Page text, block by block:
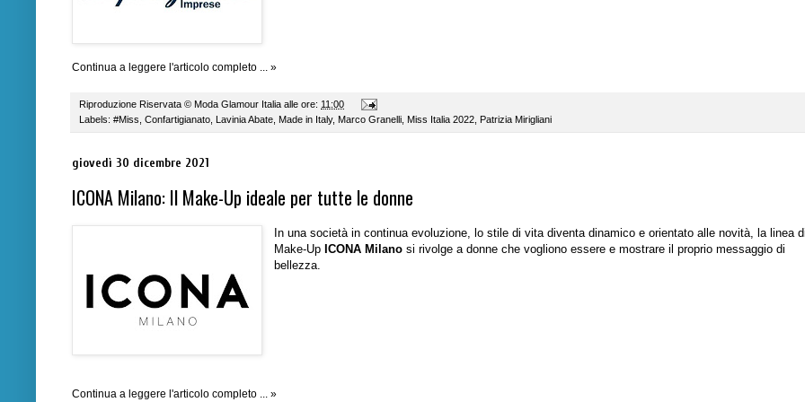
Continua a leggere l'articolo completo ... »
Riproduzione Riservata © Moda Glamour Italia alle ore: 11:00
Labels: #Miss Confartigianato Lavinia Abate Made in Italy, Marco Granelli Miss Italia 2022 Patrizia Mirigliani
giovedì 30 dicembre 2021
ICONA Milano: Il Make-Up ideale per tutte le donne
In una società in continua evoluzione, lo stile di vita diventa dinamico e orientato alle novità, la linea
Make-Up ICONA Milano si rivolge a donne che vogliono essere e mostrare il proprio messaggio di
bellezza.
Continua a leggere l'articolo completo ... »